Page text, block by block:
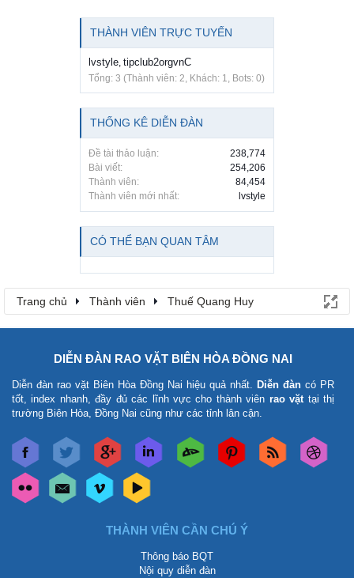
THÀNH VIÊN TRỰC TUYẾN
lvstyle, tipclub2orgvnC
Tổng: 3 (Thành viên: 2, Khách: 1, Bots: 0)
THỐNG KÊ DIỄN ĐÀN
Đề tài thảo luận:
238,774
Bài viết:
254,206
Thành viên:
84,454
Thành viên mới nhất:
lvstyle
CÓ THỂ BẠN QUAN TÂM
Trang chủ Thành viên Thuế Quang Huy
DIỄN ĐÀN RAO VẶT BIÊN HÒA ĐỒNG NAI
Diễn đàn rao vặt Biên Hòa Đồng Nai hiệu quả nhất. Diễn đàn có PR
tốt, index nhanh, đầy đủ các lĩnh vực cho thành viên rao vặttại thị
trường Biên Hòa, Đồng Nai cũng như các tỉnh lân cận.
THÀNH VIÊN CẦN CHÚ Ý
Thông báo BQT
Nội quy diễn đàn